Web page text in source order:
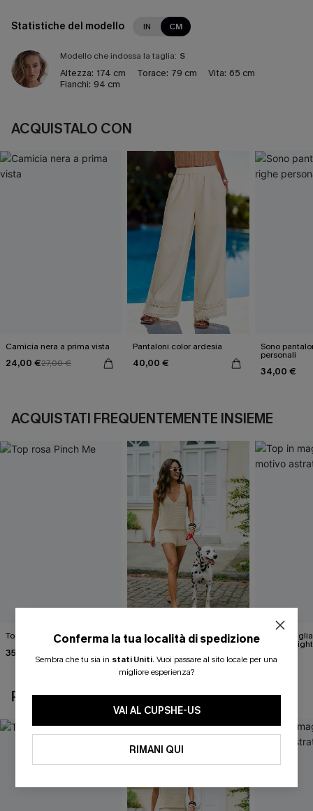
Statistiche del modello IN CM
Modello che indossa la taglia: S
Altezza: 174 cm Torace: 79 cm Vita: 65 cm
Fianchi: 94 cm
ACQUISTALO CON
Camicia nera a prima vista
24,00 €27,00 €
Pantaloni color ardesia
40,00 €
Sono
personali
34,00 €
ACQUISTATI FREQUENTEMENTE INSIEME
Top rosa Pinch Me
35,00 €
Gilet beige Break the Ice Top in
astratto
40,00 €
POTREBBE INTERESSARTI ANCHE
Conferma la tua località di spedizione
Sembra che tu sia in stati Uniti. Vuoi passare al sito locale per una
migliore esperienza?
VAI AL CUPSHE-US
RIMANI QUI